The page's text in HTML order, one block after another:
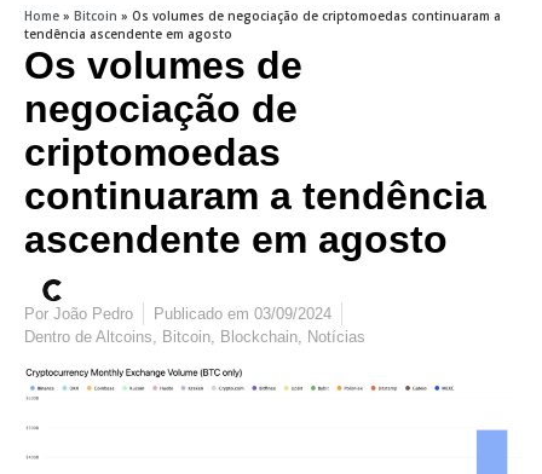
Home » Bitcoin » Os volumes de negociação de criptomoedas continuaram a
tendência ascendente em agosto
Os volumes de
negociação de
criptomoedas
continuaram a tendência
ascendente em agosto
Por João Pedro Publicado em 03/09/2024
Dentro de Altcoins, Bitcoin, Blockchain, Notícias